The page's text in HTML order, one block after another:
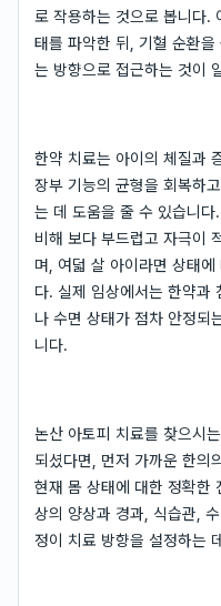
로 작용하는 것으로 봅니다.
태를 파악한 뒤, 기혈 순환
는 방향으로 접근하는 것이
한약 치료는 아이의 체질과
장부 기능의 균형을 회복하
는 데 도움을 줄 수 있습니
비해 보다 부드럽고 자극이
며, 여덟 살 아이라면 상태
다. 실제 임상에서는 한약과
나 수면 상태가 점차 안정되
니다.
논산 아토피 치료를 찾으시
되셨다면, 먼저 가까운 한의
현재 몸 상태에 대한 정확한
상의 양상과 경과, 식습관,
정이 치료 방향을 설정하는